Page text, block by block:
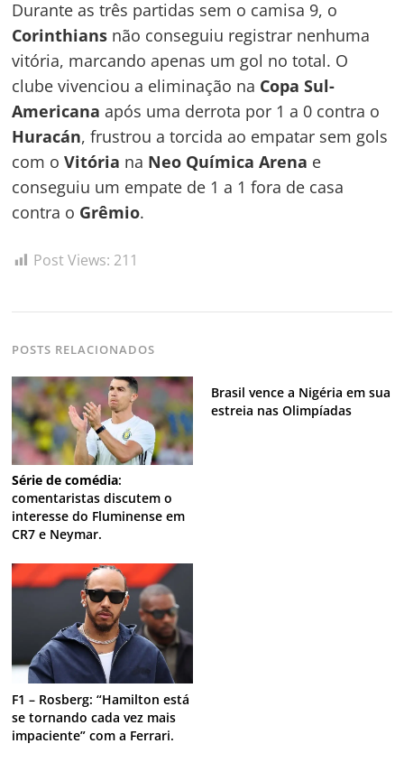
Durante as três partidas sem o camisa 9, o
Corinthians não conseguiu registrar nenhuma
vitória, marcando apenas um gol no total. O
clube vivenciou a eliminação na Copa Sul-
Americana após uma derrota por 1 a 0 contra o
Huracán, frustrou a torcida ao empatar sem gols
com oVitória na Neo Química Arena e
conseguiu um empate de 1 a 1 fora de casa
contra o Grêmio.
Post Views: 211
POSTS RELACIONADOS
Série de comédia:
comentaristas discutem o
interesse do Fluminense em
CR7 e Neymar.
Brasil vence a Nigéria em sua
estreia nas Olimpíadas
F1 – Rosberg: “Hamilton está
se tornando cada vez mais
impaciente” com a Ferrari.
Navegação
de
Post